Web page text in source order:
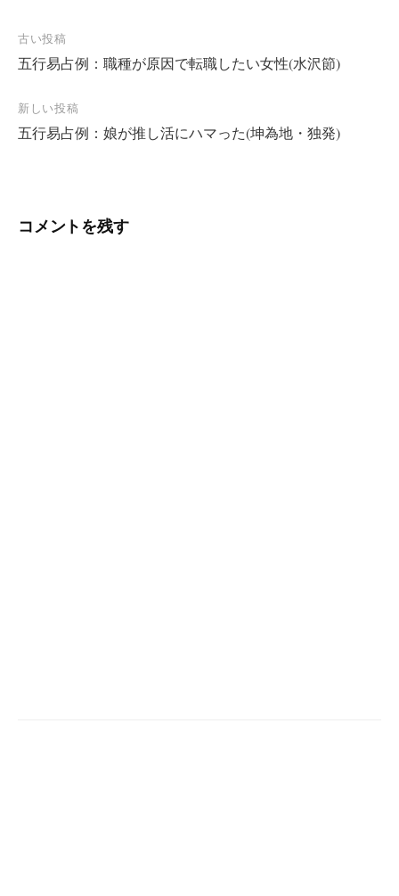
投
稿
ナ
ビ
ゲ
ョ
古い投稿
五行易占例：職種が原因で転職したい女性(水沢節)
新しい投稿
五行易占例：娘が推し活にハマった(坤為地・独発)
コメントを残す